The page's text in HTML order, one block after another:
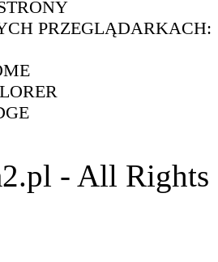
PRZEGLĄDARKACH:
- All Rights